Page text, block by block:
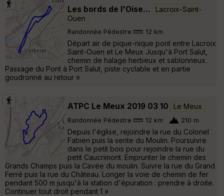
Les bords de l'Oise...
Lacroix-Saint-
Ouen
Randonnée Pédestre 12 km
Départ air de pique-nique pont entre Lacroix
Saint-Ouen et Le Meux Jusqu'à Port Salut,
chemin de halage herbeux et sablonneux.
Passage du Pont à Port Salut, piste cyclable et en partie
goudronné au retour »
ATPC Le Meux 2019 03 10 Le Meux
Randonnée Pédestre 12 km 210 m
Depuis l'église, rejoindre la rue du Colonel
Fabien puis la sente du Moulin. Poursuivre
dans le petit bois pour rejoindre la rue du
petit Caucrimont. Emprunter le chemin des
Grands Champs puis la Cavée du moulin. Suivre la rue du Grand
Ferré puis la rue du Château. Longer la voie de chemin de fer
pendant 500 m jusqu'à la station d'épuration : prendre à droite.
Continuer tout droit pendant 1 »